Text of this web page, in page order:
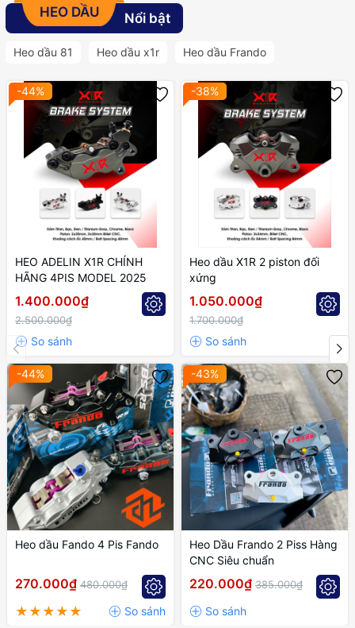
HEO DẦU Nổi bật
Heo dầu 81 Heo dầu x1r Heo dầu Frando
-44%
HEO ADELIN X1R CHÍNH
HÃNG 4PIS MODEL 2025
1.400.000₫
2.500.000₫
-38%
Heo dầu X1R 2 piston đối
xứng
1.050.000₫
1.700.000₫
-44%
Heo dầu Fando 4 Pis Fando
270.000₫ 480.000₫
-43%
Heo Dầu Frando 2 Piss Hàng
CNC Siêu chuẩn
220.000₫ 385.000₫